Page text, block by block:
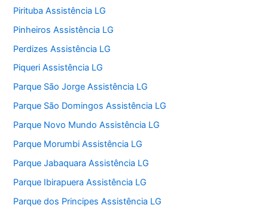
Pirituba Assistência LG
Pinheiros Assistência LG
Perdizes Assistência LG
Piqueri Assistência LG
Parque São Jorge Assistência LG
Parque São Domingos Assistência LG
Parque Novo Mundo Assistência LG
Parque Morumbi Assistência LG
Parque Jabaquara Assistência LG
Parque Ibirapuera Assistência LG
Parque dos Principes Assistência LG